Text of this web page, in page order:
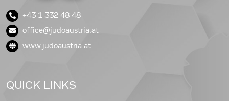
+43 1 332 48 48
office@judoaustria.at
www.judoaustria.at
QUICK LINKS